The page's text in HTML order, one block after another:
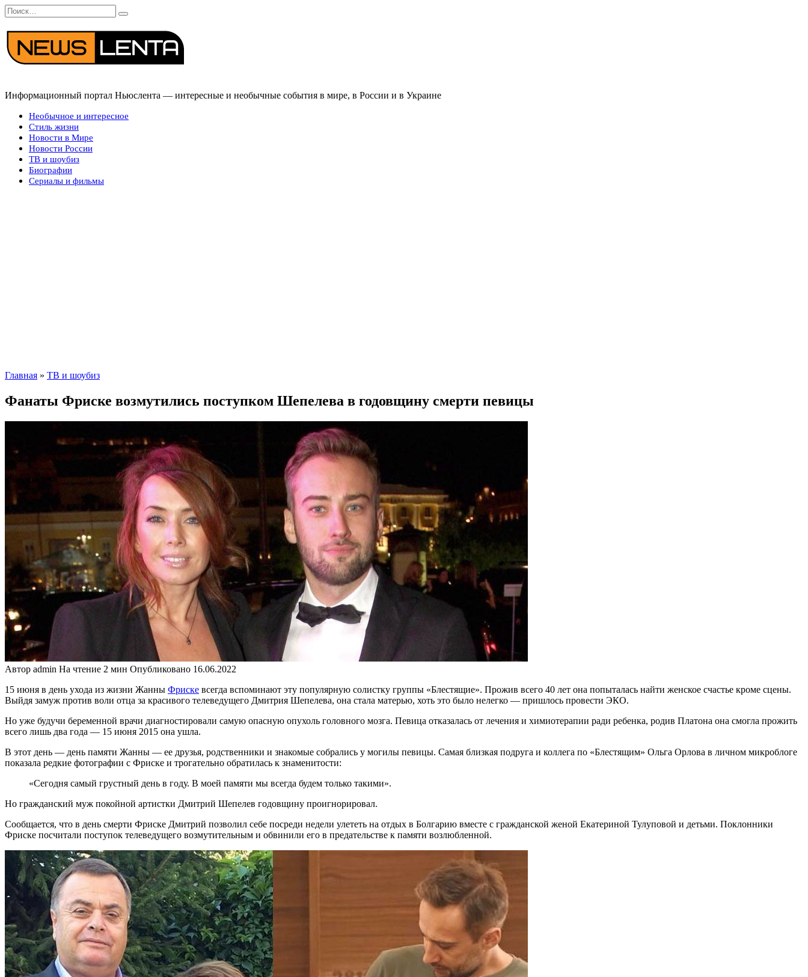
Перейти
к
содержанию
Search
for:
Информационный портал Ньюслента — интересные и необычные события в мире, в России и в Украине
Необычное и интересное
Стиль жизни
Новости в Мире
Новости России
ТВ и шоубиз
Биографии
Сериалы и фильмы
Главная » ТВ и шоубиз
Фанаты Фриске возмутились поступком Шепелева в годовщину смерти певицы
Автор admin На чтение 2 мин Опубликовано 16.06.2022
15 июня в день ухода из жизни Жанны Фриске всегда вспоминают эту популярную солистку группы «Блестящие». Прожив всего 40 лет она попыталась найти женское счастье кроме сцены.
Выйдя замуж против воли отца за красивого телеведущего Дмитрия Шепелева, она стала матерью, хоть это было нелегко — пришлось провести ЭКО.
Но уже будучи беременной врачи диагностировали самую опасную опухоль головного мозга. Певица отказалась от лечения и химиотерапии ради ребенка, родив Платона она смогла прожить
всего лишь два года — 15 июня 2015 она ушла.
В этот день — день памяти Жанны — ее друзья, родственники и знакомые собрались у могилы певицы. Самая близкая подруга и коллега по «Блестящим» Ольга Орлова в личном микроблоге
показала редкие фотографии с Фриске и трогательно обратилась к знаменитости:
«Сегодня самый грустный день в году. В моей памяти мы всегда будем только такими».
Но гражданский муж покойной артистки Дмитрий Шепелев годовщину проигнорировал.
Сообщается, что в день смерти Фриске Дмитрий позволил себе посреди недели улететь на отдых в Болгарию вместе с гражданской женой Екатериной Тулуповой и детьми. Поклонники
Фриске посчитали поступок телеведущего возмутительным и обвинили его в предательстве к памяти возлюбленной.